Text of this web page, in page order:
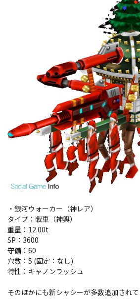
・銀河ウォーカー（神レア）
タイプ：戦車（神輿）
重量：12.00t
SP：3600
守備：60
穴数：5 (固定：なし)
特性：キャノンラッシュ
そのほかにも新シャシーが多数追加されて